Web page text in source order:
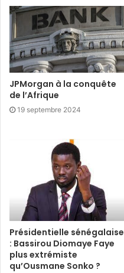
JPMorgan à la conquête
de l’Afrique
19 septembre 2024
Présidentielle sénégalaise
: Bassirou Diomaye Faye
plus extrémiste
qu’Ousmane Sonko ?